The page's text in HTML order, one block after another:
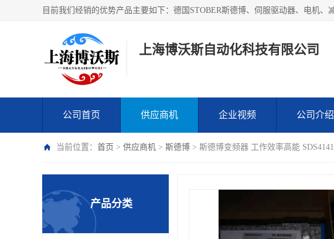
上海博沃斯自动化科技有限公司
公司首页 供应商机 企业视频 公司介绍
当前位置： 首页 > 供应商机 > 斯德博 > 斯德博变频器 工作效率高能 SDS4141
产品分类